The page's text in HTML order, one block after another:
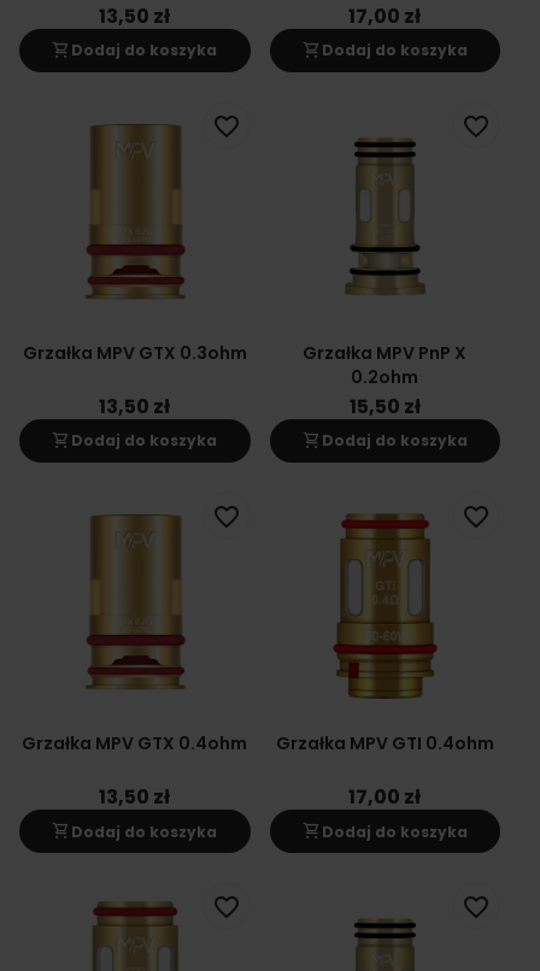
13,50 zł
shopping_cart Dodaj do koszyka
17,00 zł
shopping_cart Dodaj do koszyka
Grzałka MPV GTX 0.3ohm
13,50 zł
shopping_cart Dodaj do koszyka
favorite_border
Grzałka MPV PnP X
0.2ohm
15,50 zł
shopping_cart Dodaj do koszyka
favorite_border
Grzałka MPV GTX 0.4ohm
13,50 zł
shopping_cart Dodaj do koszyka
favorite_border
Grzałka MPV GTI 0.4ohm
17,00 zł
shopping_cart Dodaj do koszyka
favorite_border
favorite_border favorite_border